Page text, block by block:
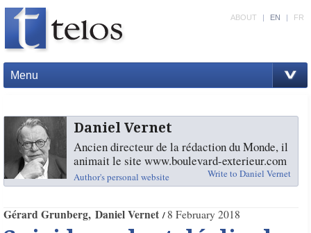
Menu
ABOUT | EN | FR
Daniel Vernet
Ancien directeur de la rédaction du Monde, il
animait le site www.boulevard-exterieur.com
Author's personal website Write to Daniel Vernet
Gérard Grunberg Daniel Vernet 8 February 2018